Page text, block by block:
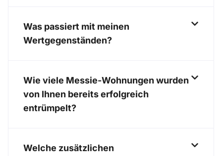
Was passiert mit meinen
Wertgegenständen?
Wie viele Messie-Wohnungen wurden
von Ihnen bereits erfolgreich
entrümpelt?
Welche zusätzlichen